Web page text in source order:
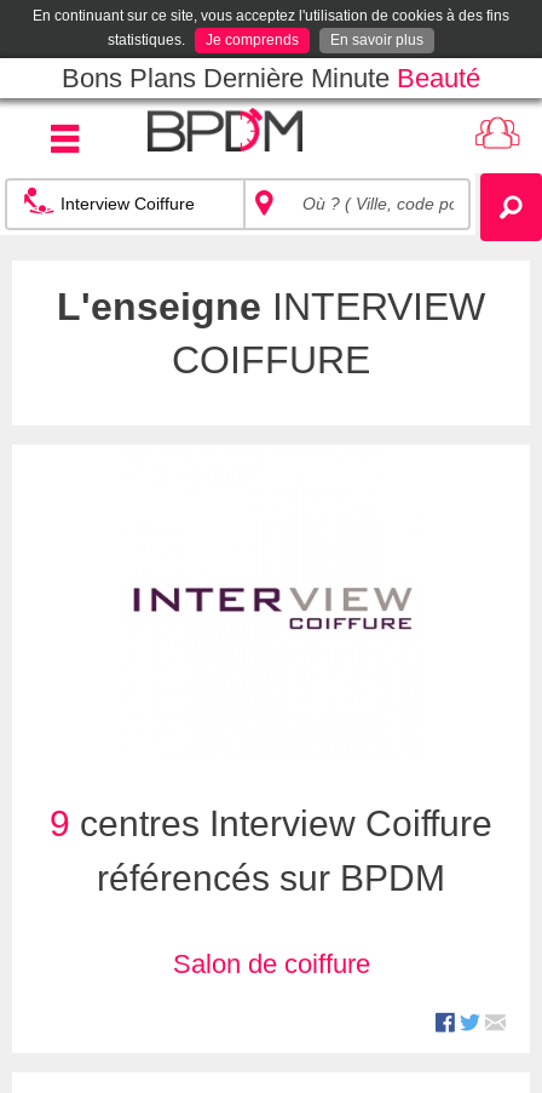
En continuant sur ce site, vous acceptez l'utilisation de cookies à des fins
statistiques.
Je comprends En savoir plus
Bons Plans Dernière Minute Beauté
L'enseigne INTERVIEW
COIFFURE
9 centres Interview Coiffure
référencés sur BPDM
Salon de coiffure